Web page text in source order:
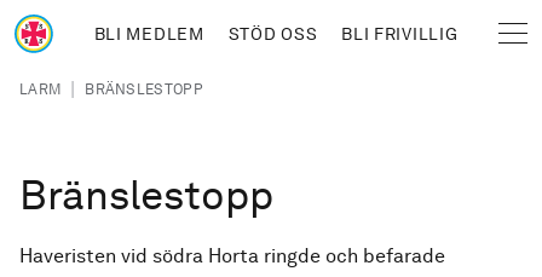
Hoppa till huvudinnehåll
BLI MEDLEM STÖD OSS BLI FRIVILLIG
Länkstig
LARM | BRÄNSLESTOPP
Bränslestopp
Haveristen vid södra Horta ringde och befarade